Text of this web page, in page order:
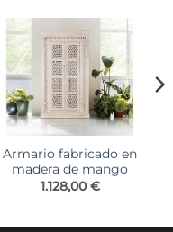
Armario fabricado en
madera de mango
1.128,00€